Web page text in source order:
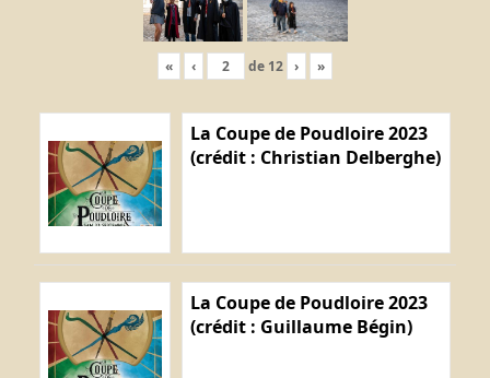
« ‹ de 12 › »
La Coupe de Poudloire 2023
(crédit : Christian Delberghe)
La Coupe de Poudloire 2023
(crédit : Guillaume Bégin)